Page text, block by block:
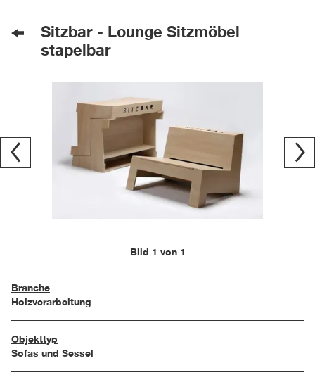
Sitzbar - Lounge Sitzmöbel
stapelbar
Bild 1 von 1
Branche
Holzverarbeitung
Objekttyp
Sofas und Sessel